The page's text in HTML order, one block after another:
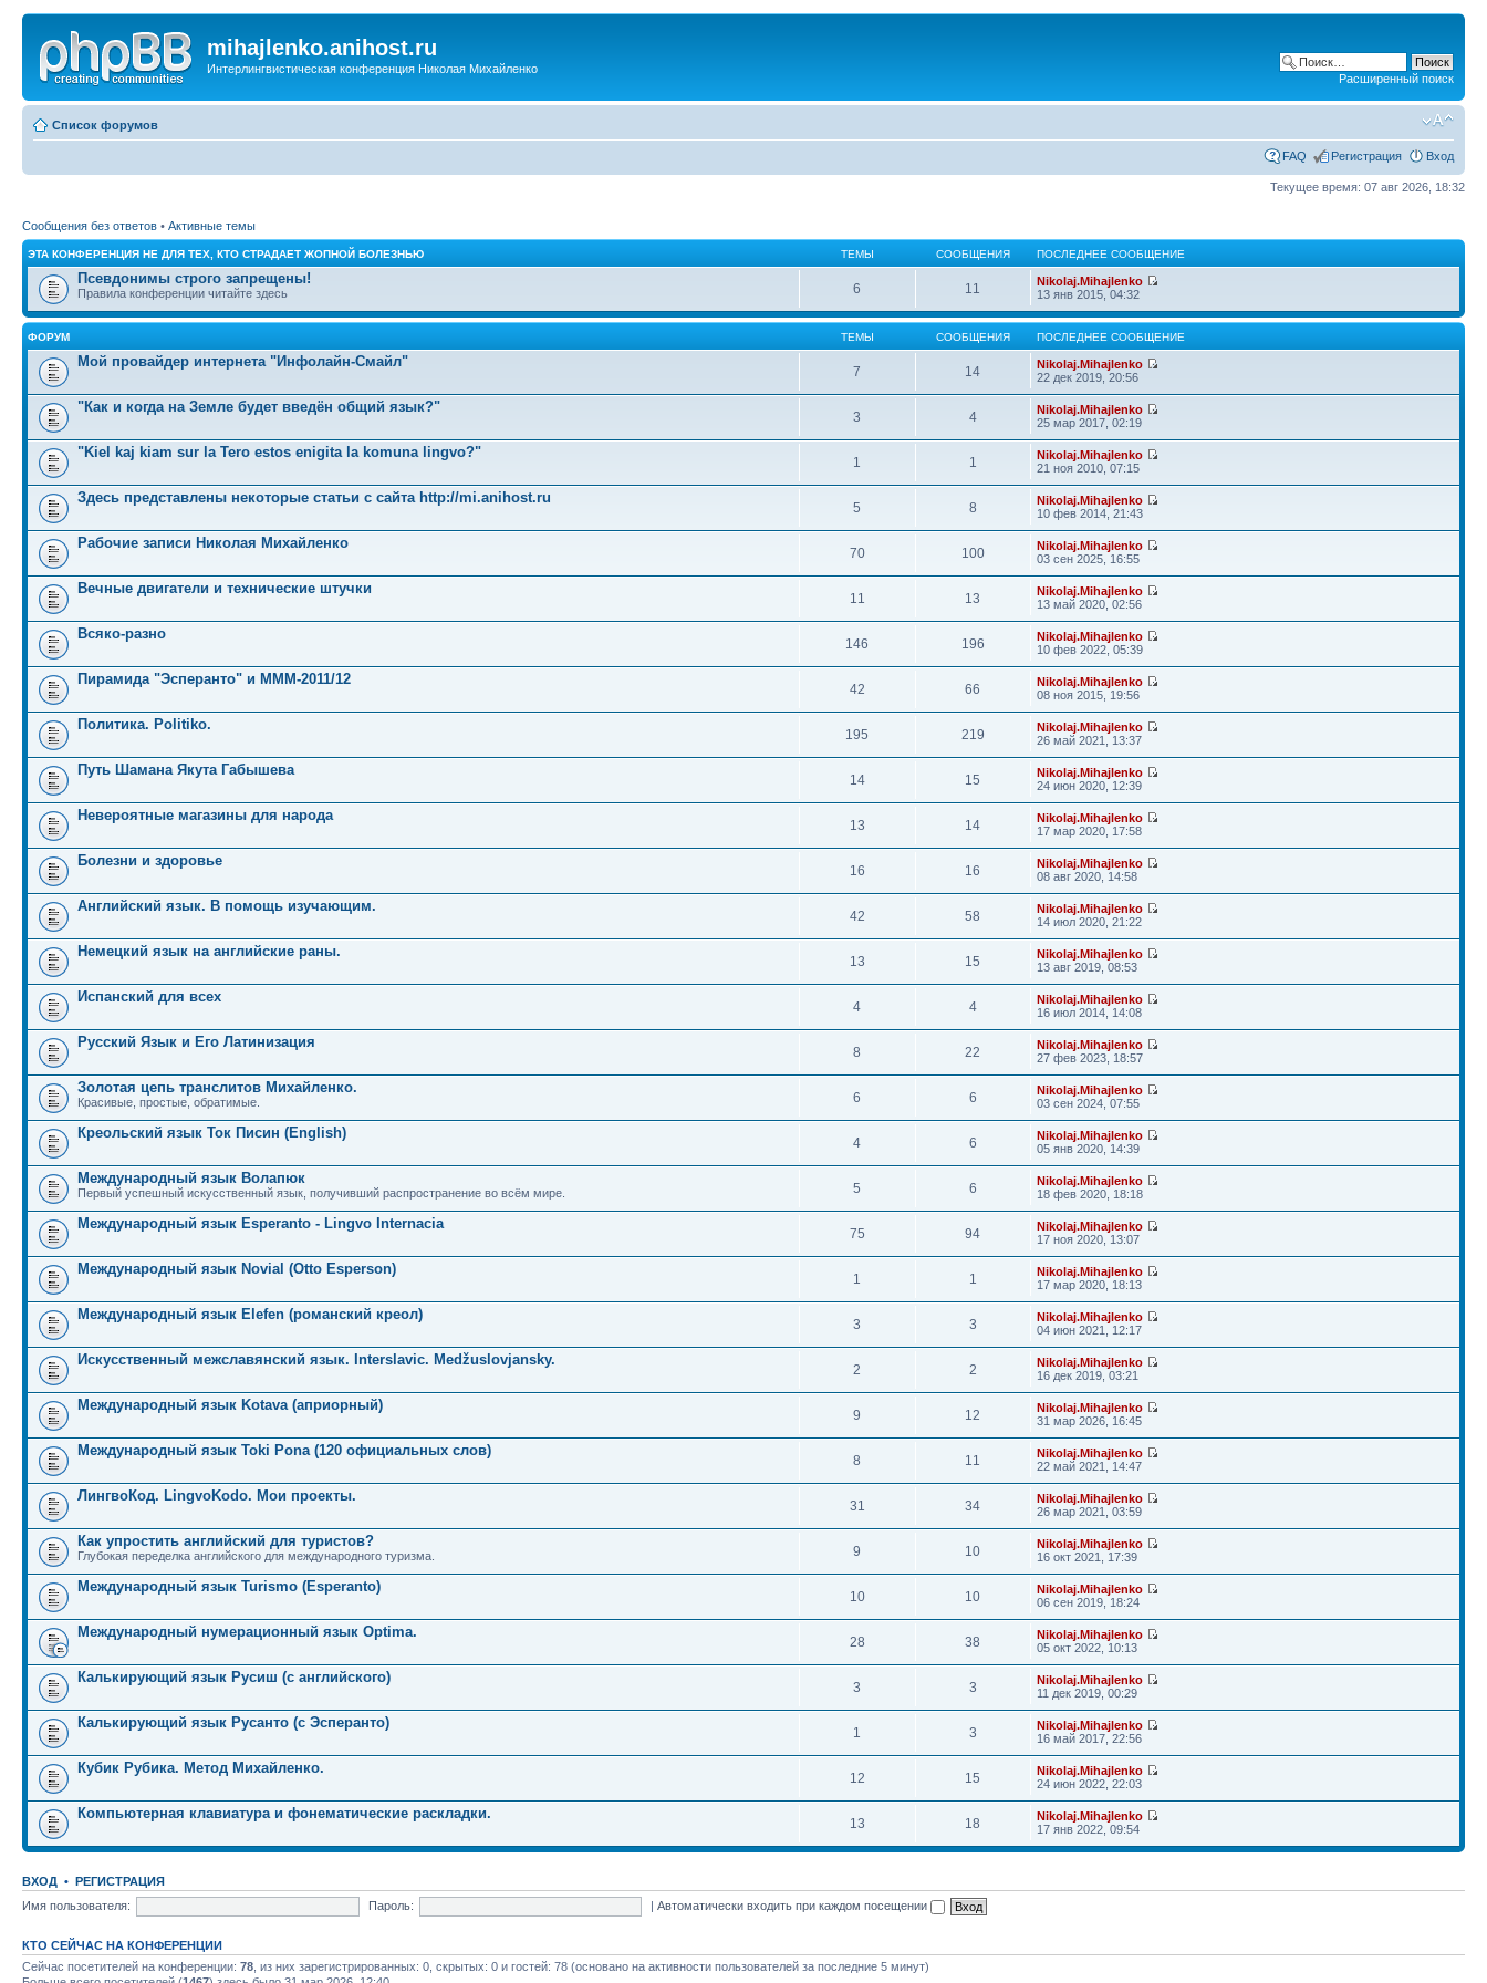
mihajlenko.anihost.ru
Интерлингвистическая конференция Николая Михайленко
Расширенный поиск
Список форумов
FAQ Регистрация Вход
Текущее время: 07 авг 2026, 18:32
Сообщения без ответов • Активные темы
ЭТА КОНФЕРЕНЦИЯ НЕ ДЛЯ ТЕХ, КТО СТРАДАЕТ ЖОПНОЙ БОЛЕЗНЬЮ ТЕМЫ СООБЩЕНИЯ ПОСЛЕДНЕЕ СООБЩЕНИЕ
Псевдонимы строго запрещены!
Правила конференции читайте здесь 6 11
Nikolaj.Mihajlenko
13 янв 2015, 04:32
ФОРУМ ТЕМЫ СООБЩЕНИЯ ПОСЛЕДНЕЕ СООБЩЕНИЕ
Мой провайдер интернета "Инфолайн-Смайл"
7 14
Nikolaj.Mihajlenko
22 дек 2019, 20:56
"Как и когда на Земле будет введён общий язык?"
3 4
Nikolaj.Mihajlenko
25 мар 2017, 02:19
"Kiel kaj kiam sur la Tero estos enigita la komuna lingvo?"
1 1
Nikolaj.Mihajlenko
21 ноя 2010, 07:15
Здесь представлены некоторые статьи с сайта http://mi.anihost.ru
5 8
Nikolaj.Mihajlenko
10 фев 2014, 21:43
Рабочие записи Николая Михайленко
70 100
Nikolaj.Mihajlenko
03 сен 2025, 16:55
Вечные двигатели и технические штучки
11 13
Nikolaj.Mihajlenko
13 май 2020, 02:56
Всяко-разно
146 196
Nikolaj.Mihajlenko
10 фев 2022, 05:39
Пирамида "Эсперанто" и MMM-2011/12
42 66
Nikolaj.Mihajlenko
08 ноя 2015, 19:56
Политика. Politiko.
195 219
Nikolaj.Mihajlenko
26 май 2021, 13:37
Путь Шамана Якута Габышева
14 15
Nikolaj.Mihajlenko
24 июн 2020, 12:39
Невероятные магазины для народа
13 14
Nikolaj.Mihajlenko
17 мар 2020, 17:58
Болезни и здоровье
16 16
Nikolaj.Mihajlenko
08 авг 2020, 14:58
Английский язык. В помощь изучающим.
42 58
Nikolaj.Mihajlenko
14 июл 2020, 21:22
Немецкий язык на английские раны.
13 15
Nikolaj.Mihajlenko
13 авг 2019, 08:53
Испанский для всех
4 4
Nikolaj.Mihajlenko
16 июл 2014, 14:08
Русский Язык и Его Латинизация
8 22
Nikolaj.Mihajlenko
27 фев 2023, 18:57
Золотая цепь транслитов Михайленко.
Красивые, простые, обратимые. 6 6
Nikolaj.Mihajlenko
03 сен 2024, 07:55
Креольский язык Ток Писин (English)
4 6
Nikolaj.Mihajlenko
05 янв 2020, 14:39
Международный язык Волапюк
Первый успешный искусственный язык, получивший распространение во всём мире. 5 6
Nikolaj.Mihajlenko
18 фев 2020, 18:18
Международный язык Esperanto - Lingvo Internacia
75 94
Nikolaj.Mihajlenko
17 ноя 2020, 13:07
Международный язык Novial (Otto Esperson)
1 1
Nikolaj.Mihajlenko
17 мар 2020, 18:13
Международный язык Elefen (романский креол)
3 3
Nikolaj.Mihajlenko
04 июн 2021, 12:17
Искусственный межславянский язык. Interslavic. Medžuslovjansky.
2 2
Nikolaj.Mihajlenko
16 дек 2019, 03:21
Международный язык Kotava (априорный)
9 12
Nikolaj.Mihajlenko
31 мар 2026, 16:45
Международный язык Toki Pona (120 официальных слов)
8 11
Nikolaj.Mihajlenko
22 май 2021, 14:47
ЛингвоКод. LingvoKodo. Мои проекты.
31 34
Nikolaj.Mihajlenko
26 мар 2021, 03:59
Как упростить английский для туристов?
Глубокая переделка английского для международного туризма. 9 10
Nikolaj.Mihajlenko
16 окт 2021, 17:39
Международный язык Turismo (Esperanto)
10 10
Nikolaj.Mihajlenko
06 сен 2019, 18:24
Международный нумерационный язык Optima.
28 38
Nikolaj.Mihajlenko
05 окт 2022, 10:13
Калькирующий язык Русиш (с английского)
3 3
Nikolaj.Mihajlenko
11 дек 2019, 00:29
Калькирующий язык Русанто (с Эсперанто)
1 3
Nikolaj.Mihajlenko
16 май 2017, 22:56
Кубик Рубика. Метод Михайленко.
12 15
Nikolaj.Mihajlenko
24 июн 2022, 22:03
Компьютерная клавиатура и фонематические раскладки.
13 18
Nikolaj.Mihajlenko
17 янв 2022, 09:54
ВХОД • РЕГИСТРАЦИЯ
Имя пользователя:
Пароль: |Автоматически входить при каждом посещении
КТО СЕЙЧАС НА КОНФЕРЕНЦИИ
Сейчас посетителей на конференции: 78 , из них зарегистрированных: 0, скрытых: 0 и гостей: 78 (основано на активности пользователей за последние 5 минут)